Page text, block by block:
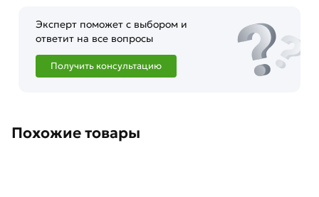
Эксперт поможет с выбором и
ответит на все вопросы
Получить консультацию
Похожие товары